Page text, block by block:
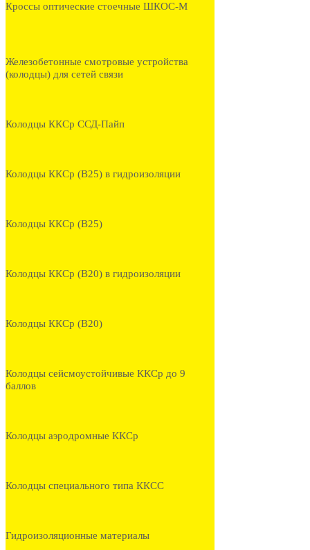
Кроссы оптические стоечные ШКОС-М
Железобетонные смотровые устройства
(колодцы) для сетей связи
Колодцы ККСр ССД-Пайп
Колодцы ККСр (В25) в гидроизоляции
Колодцы ККСр (В25)
Колодцы ККСр (В20) в гидроизоляции
Колодцы ККСр (В20)
Колодцы сейсмоустойчивые ККСр до 9
баллов
Колодцы аэродромные ККСр
Колодцы специального типа ККСС
Гидроизоляционные материалы